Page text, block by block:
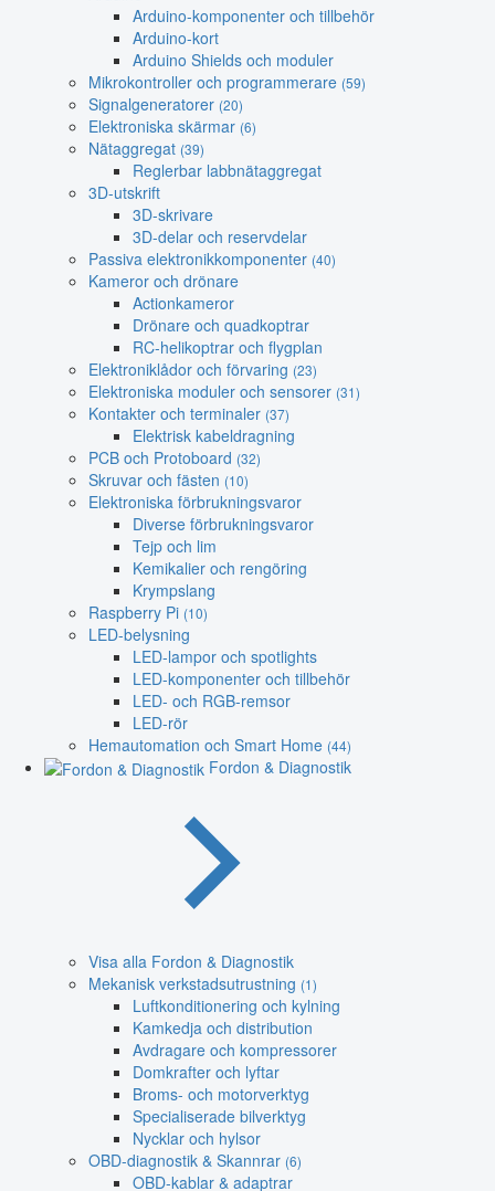
Arduino-komponenter och tillbehör
Arduino-kort
Arduino Shields och moduler
Mikrokontroller och programmerare (59)
Signalgeneratorer (20)
Elektroniska skärmar (6)
Nätaggregat (39)
Reglerbar labbnätaggregat
3D-utskrift
3D-skrivare
3D-delar och reservdelar
Passiva elektronikkomponenter (40)
Kameror och drönare
Actionkameror
Drönare och quadkoptrar
RC-helikoptrar och flygplan
Elektroniklådor och förvaring (23)
Elektroniska moduler och sensorer (31)
Kontakter och terminaler (37)
Elektrisk kabeldragning
PCB och Protoboard (32)
Skruvar och fästen (10)
Elektroniska förbrukningsvaror
Diverse förbrukningsvaror
Tejp och lim
Kemikalier och rengöring
Krympslang
Raspberry Pi (10)
LED-belysning
LED-lampor och spotlights
LED-komponenter och tillbehör
LED- och RGB-remsor
LED-rör
Hemautomation och Smart Home (44)
Fordon & Diagnostik
Visa alla Fordon & Diagnostik
Mekanisk verkstadsutrustning (1)
Luftkonditionering och kylning
Kamkedja och distribution
Avdragare och kompressorer
Domkrafter och lyftar
Broms- och motorverktyg
Specialiserade bilverktyg
Nycklar och hylsor
OBD-diagnostik & Skannrar (6)
OBD-kablar & adaptrar